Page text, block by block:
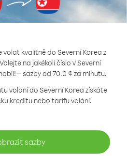
volat kvalitně do Severní Korea z
na jakékoli číslo v Severní
– sazby od 70.0 ¢ za minutu.
volání do Severní Korea získáte
kreditu nebo tarifu volání.
sazby